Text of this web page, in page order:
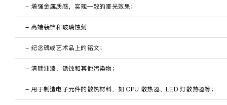
- 增强金属质感，实现一致的哑光效果；
- 高端装饰和玻璃蚀刻
- 纪念碑或艺术品上的铭文；
- 清除油漆、锈蚀和其他污染物；
- 用于制造电子元件的散热材料，如 CPU 散热器、LED 灯散热器等；